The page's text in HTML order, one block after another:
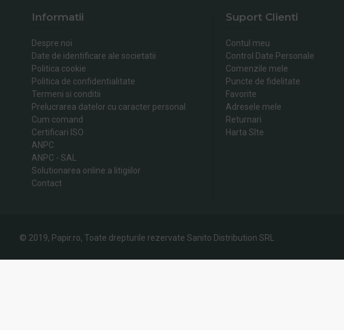
Informatii
Despre noi
Date de identificare ale societatii
Politica cookie
Politica de confidentialitate
Termeni si conditii
Prelucrarea datelor cu caracter personal
Cum comand
Certificari ISO
ANPC
ANPC - SAL
Solutionarea online a litigiilor
Contact
Suport Clienti
Contul meu
Control Date Personale
Comenzile mele
Puncte de fidelitate
Favorite
Adresele mele
Returnari
Harta SIte
© 2019, Papir.ro, Toate drepturile rezervate Sanito Distribution SRL